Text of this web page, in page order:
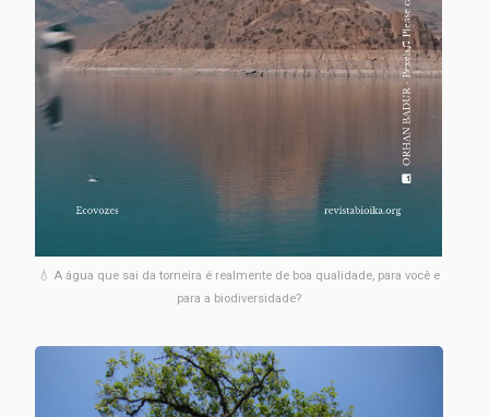
💧 A água que sai da torneira é realmente de boa qualidade, para você e
para a biodiversidade?